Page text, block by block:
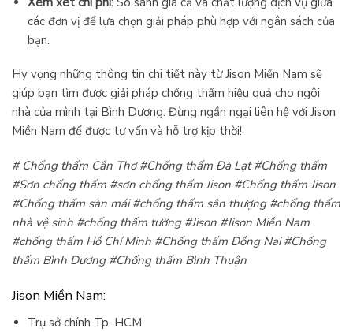
các đơn vị để lựa chọn giải pháp phù hợp với ngân sách của
bạn.
Hy vọng những thông tin chi tiết này từ Jison Miền Nam sẽ
giúp bạn tìm được giải pháp chống thấm hiệu quả cho ngôi
nhà của mình tại Bình Dương. Đừng ngần ngại liên hệ với Jison
Miền Nam để được tư vấn và hỗ trợ kịp thời!
# Chống thấm Cần Thơ #Chống thấm Đà Lạt #Chống thấm
#Sơn chống thấm #sơn chống thấm Jison #Chống thấm Jison
#Chống thấm sàn mái #chống thấm sân thượng #chống thấm
nhà vệ sinh #chống thấm tường #Jison #Jison Miền Nam
#chống thấm Hồ Chí Minh #Chống thấm Đồng Nai #Chống
thấm Bình Dương #Chống thấm Bình Thuận
Jison Miền Nam:
Trụ sở chính Tp. HCM